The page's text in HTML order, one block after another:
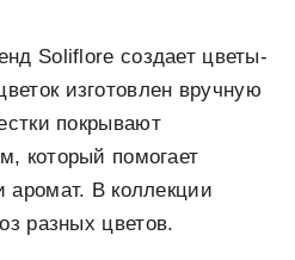
Soliflore создает цветы-
изготовлен вручную
покрывают
который помогает
В коллекции
разных цветов.